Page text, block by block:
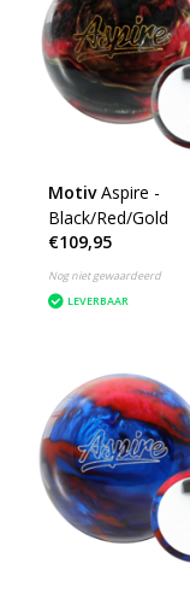
Motiv Aspire -
Black/Red/Gold
€109,95
Nog niet gewaardeerd
LEVERBAAR